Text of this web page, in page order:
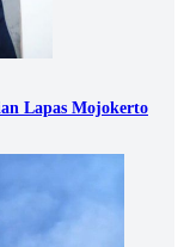
Lapas Mojokerto